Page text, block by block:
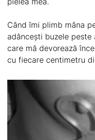
Când îmi plimb mâna
adâncești buzele
care mă devorează
cu fiecare centimetru